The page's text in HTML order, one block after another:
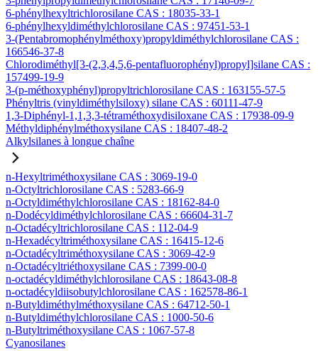
6-phénylhexyltrichlorosilane CAS : 18035-33-1
6-phénylhexyldiméthylchlorosilane CAS : 97451-53-1
3-(Pentabromophénylméthoxy)propyldiméthylchlorosilane CAS :
166546-37-8
Chlorodiméthyl[3-(2,3,4,5,6-pentafluorophényl)propyl]silane CAS :
157499-19-9
3-(p-méthoxyphényl)propyltrichlorosilane CAS : 163155-57-5
Phényltris (vinyldiméthylsiloxy) silane CAS : 60111-47-9
1,3-Diphényl-1,1,3,3-tétraméthoxydisiloxane CAS : 17938-09-9
Méthyldiphénylméthoxysilane CAS : 18407-48-2
Alkylsilanes à longue chaîne
n-Hexyltriméthoxysilane CAS : 3069-19-0
n-Octyltrichlorosilane CAS : 5283-66-9
n-Octyldiméthylchlorosilane CAS : 18162-84-0
n-Dodécyldiméthylchlorosilane CAS : 66604-31-7
n-Octadécyltrichlorosilane CAS : 112-04-9
n-Hexadécyltriméthoxysilane CAS : 16415-12-6
n-Octadécyltriméthoxysilane CAS : 3069-42-9
n-Octadécyltriéthoxysilane CAS : 7399-00-0
n-octadécyldiméthylchlorosilane CAS : 18643-08-8
n-octadécyldiisobutylchlorosilane CAS : 162578-86-1
n-Butyldiméthylméthoxysilane CAS : 64712-50-1
n-Butyldiméthylchlorosilane CAS : 1000-50-6
n-Butyltriméthoxysilane CAS : 1067-57-8
Cyanosilanes